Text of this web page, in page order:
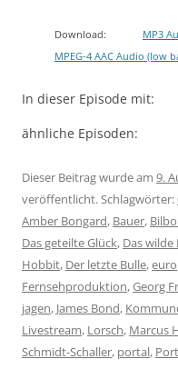
Download: MP3
MPEG-4 AAC Audio (low
In dieser Episode mit:
ähnliche Episoden:
Dieser Beitrag wurde am 9.
veröffentlicht. Schlagwörter:
Amber Bongard, Bauer,
Das geteilte Glück, Das wilde
Hobbit, Der letzte Bulle,
Fernsehproduktion,Georg
jagen, James Bond,
Livestream, Lorsch, Marcus
Schmidt-Schaller, portal,